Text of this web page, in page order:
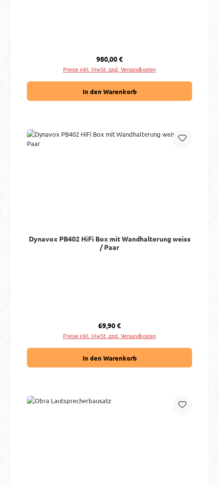
Regulärer Preis:
980,00 €
Preise inkl. MwSt. zzgl. Versandkosten
In den Warenkorb
Dynavox PB402 HiFi Box mit Wandhalterung weiss
/ Paar
Regulärer Preis:
69,90 €
Preise inkl. MwSt. zzgl. Versandkosten
In den Warenkorb